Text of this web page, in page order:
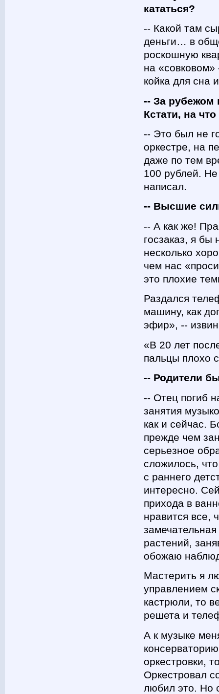
кататься?
-- Какой там
деньги… в
роскошную
на
койка для сна
-- За
Кстати, на
-- Это был не
оркестре, на
даже по тем
100 рублей.
написал.
-- Высшие
-- А как же!
госзаказ, я бы
несколько
чем нас
это плохие
Раздался
машину, как
эфир», --
«В 20 лет
пальцы плохо
-- Родители
-- Отец погиб
занятия
как и сейчас.
прежде чем
серьезное
сложилось,
с раннего
интересно.
прихода в
нравится все,
растений,
обожаю
Мастерить я
управлением
кастрюли, то
решета и
А к музыке
оркестровки,
Оркестровал
любил это. Но